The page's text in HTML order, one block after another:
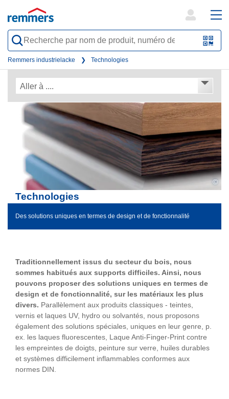
QR-
oder
search
form
Remmers industrielacke Technologies
Aller à ....
©
Technologies
Des solutions uniques en termes de design et de fonctionnalité
Traditionnellement issus du secteur du bois, nous
sommes habitués aux supports difficiles. Ainsi, nous
pouvons proposer des solutions uniques en termes de
design et de fonctionnalité, sur les matériaux les plus
divers. Parallèlement aux produits classiques - teintes,
vernis et laques UV, hydro ou solvantés, nous proposons
également des solutions spéciales, uniques en leur genre, p.
ex. les laques fluorescentes, Laque Anti-Finger-Print contre
les empreintes de doigts, peinture sur verre, huiles durables
et systèmes difficilement inflammables conformes aux
normes DIN.